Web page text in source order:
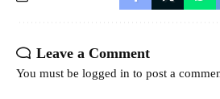
Leave a Comment
You must be logged in to post a